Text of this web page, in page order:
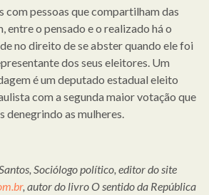
com pessoas que compartilham das
entre o pensado e o realizado há o
no direito de se abster quando ele foi
dos seus eleitores. Um
é um deputado estadual eleito
com a segunda maior votação que
as mulheres.
Sociólogo político, editor do site
, autor do livro O sentido da República